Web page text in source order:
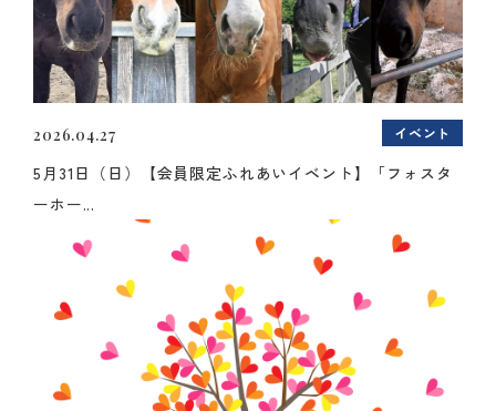
2026.04.27 イベント
5月31日（日）【会員限定ふれあいイベント】「フォスタ
ーホー...